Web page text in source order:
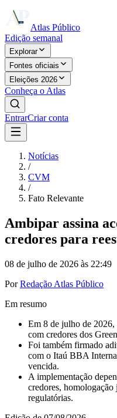
Atlas Público
Edição semanal
Explorar
Fontes oficiais
Eleições 2026
Conheça o Atlas
EntrarCriar conta
Notícias
/
CVM
/
Fato Relevante
Ambipar assina
credores para
08 de julho de 2026 às 22:49
Por Redação Atlas Público
Em resumo
Em 8 de julho de
com credores dos
Foi também firmado
com o Itaú BBA
vencida.
A implementação
credores,
regulatórias.